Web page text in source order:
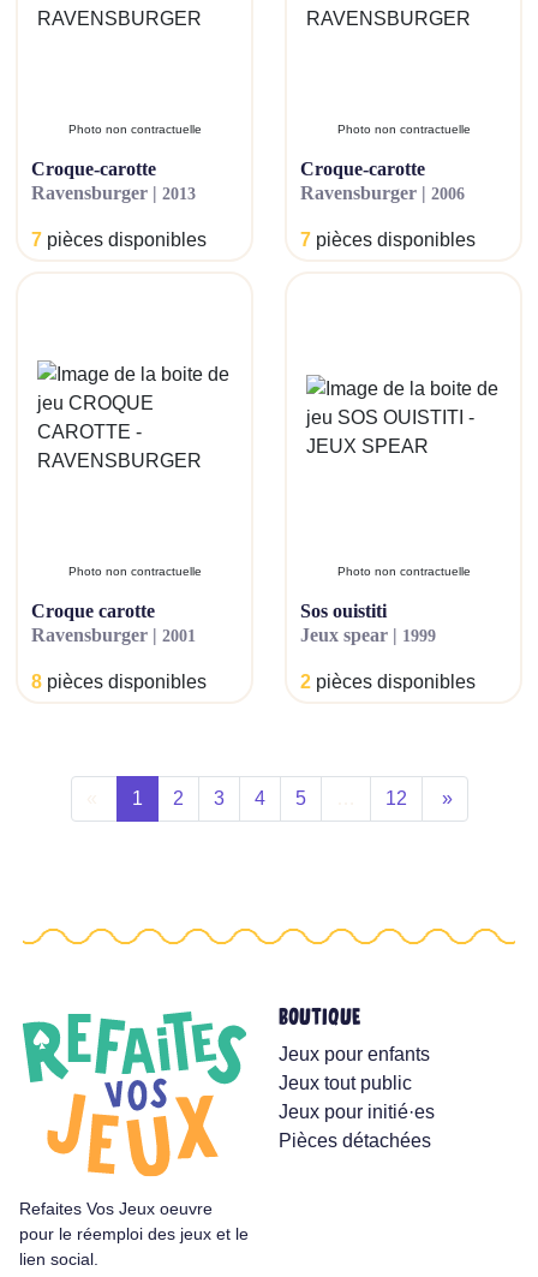
Photo non contractuelle
croque-carotte
ravensburger | 2013
7pièces disponibles
Photo non contractuelle
croque-carotte
ravensburger | 2006
7pièces disponibles
Photo non contractuelle
croque carotte
ravensburger | 2001
8pièces disponibles
Photo non contractuelle
sos ouistiti
jeux spear | 1999
2pièces disponibles
1 2 3 4 5 12 »
Refaites Vos Jeux oeuvre
pour le réemploi des jeux et le
lien social.
BOUTIQUE
Jeux pour enfants
Jeux tout public
Jeux pour initié·es
Pièces détachées